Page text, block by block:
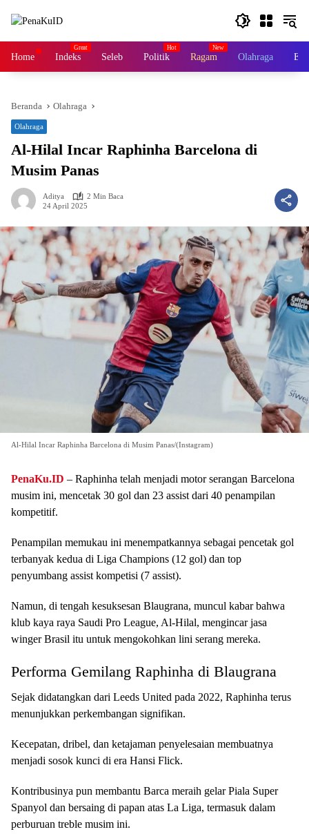
Home Indeks Seleb Politik Ragam Olahraga
Beranda Olahraga
Olahraga
Al-Hilal Incar Raphinha Barcelona di
Musim Panas
Aditya
2 Min Baca
24 April 2025
Al-Hilal Incar Raphinha Barcelona di Musim Panas/(Instagram)
PenaKu.ID – Raphinha telah menjadi motor serangan Barcelona
musim ini, mencetak 30 gol dan 23 assist dari 40 penampilan
kompetitif.
Penampilan memukau ini menempatkannya sebagai pencetak gol
terbanyak kedua di Liga Champions (12 gol) dan top
penyumbang assist kompetisi (7 assist).
Namun, di tengah kesuksesan Blaugrana, muncul kabar bahwa
klub kaya raya Saudi Pro League, Al-Hilal, mengincar jasa
winger Brasil itu untuk mengokohkan lini serang mereka.
Performa Gemilang Raphinha di Blaugrana
Sejak didatangkan dari Leeds United pada 2022, Raphinha terus
menunjukkan perkembangan signifikan.
Kecepatan, dribel, dan ketajaman penyelesaian membuatnya
menjadi sosok kunci di era Hansi Flick.
Kontribusinya pun membantu Barca meraih gelar Piala Super
Spanyol dan bersaing di papan atas La Liga, termasuk dalam
perburuan treble musim ini.